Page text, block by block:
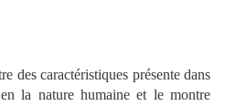
des caractéristiques présente dans
la nature humaine et le montre